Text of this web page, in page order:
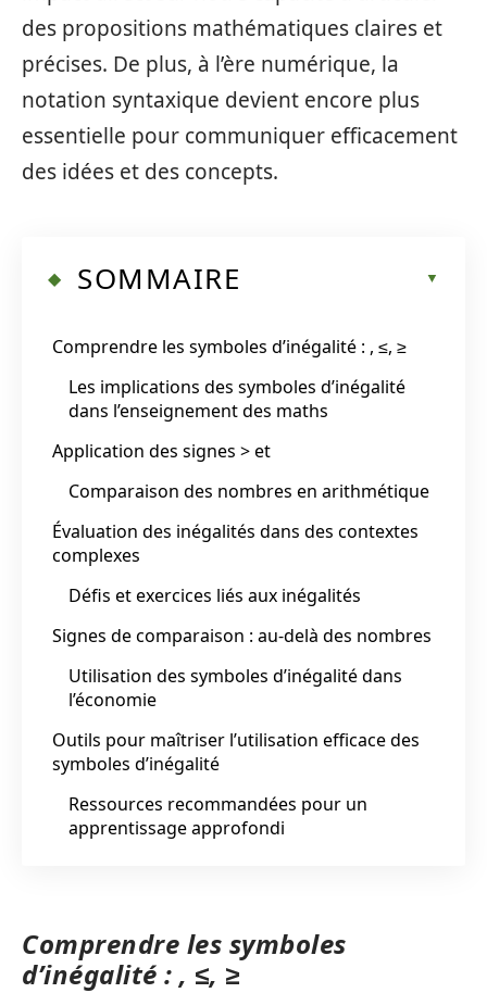
des propositions mathématiques claires et
précises. De plus, à l’ère numérique, la
notation syntaxique devient encore plus
essentielle pour communiquer efficacement
des idées et des concepts.
SOMMAIRE
Comprendre les symboles d’inégalité : , ≤, ≥
Les implications des symboles d’inégalité
dans l’enseignement des maths
Application des signes > et
Comparaison des nombres en arithmétique
Évaluation des inégalités dans des contextes
complexes
Défis et exercices liés aux inégalités
Signes de comparaison : au-delà des nombres
Utilisation des symboles d’inégalité dans
l’économie
Outils pour maîtriser l’utilisation efficace des
symboles d’inégalité
Ressources recommandées pour un
apprentissage approfondi
Comprendre les symboles
d’inégalité : , ≤, ≥